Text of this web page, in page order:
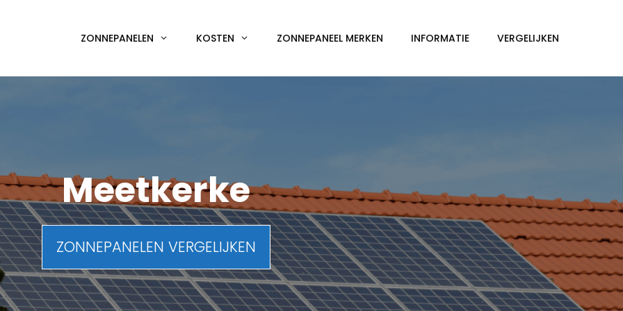
ZONNEPANELEN KOSTEN ZONNEPANEEL MERKEN INFORMATIE VERGELIJKEN
Meetkerke
ZONNEPANELEN VERGELIJKEN